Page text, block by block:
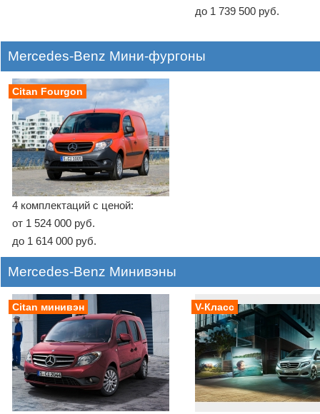
до 1 739 500 руб.
Mercedes-Benz Мини-фургоны
Citan Fourgon
4 комплектаций с ценой:
от 1 524 000 руб.
до 1 614 000 руб.
Mercedes-Benz Минивэны
Citan минивэн V-Класс